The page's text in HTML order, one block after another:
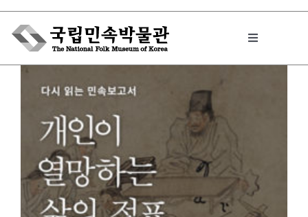
Skip
content
Toggle
박물관에서는
민속이야기
민속 인사이드